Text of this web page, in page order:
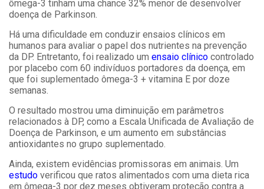
ômega-3 tinham uma chance 32% menor de desenvolver
doença de Parkinson.
Há uma dificuldade em conduzir ensaios clínicos em
humanos para avaliar o papel dos nutrientes na prevenção
da DP. Entretanto, foi realizado um ensaio clínico controlado
por placebo com 60 indivíduos portadores da doença, em
que foi suplementado ômega-3 + vitamina E por doze
semanas.
O resultado mostrou uma diminuição em parâmetros
relacionados à DP, como a Escala Unificada de Avaliação de
Doença de Parkinson, e um aumento em substâncias
antioxidantes no grupo suplementado.
Ainda, existem evidências promissoras em animais. Um
estudo verificou que ratos alimentados com uma dieta rica
em ômega-3 por dez meses obtiveram proteção contra a